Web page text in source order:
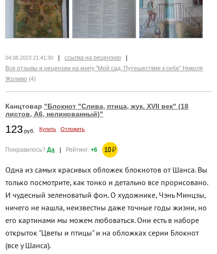
04.08.2023 21:41:30 ссылка на рецензию
Все отзывы и рецензии на книгу "Мой сад. Путешествие к себе" Николя
Жоливо (4)
Канцтовар "Блокнот "Слива, птица, жук. XVII век" (18
листов, А6, нелинованный)"
123 руб. Купить Отложить
Понравилось?Да | Рейтинг:+6 10₽
Одна из самых красивых обложек блокнотов от Шанса. Вы
только посмотрите, как тонко и детально все прорисовано.
И чудесный зеленоватый фон. О художнике, Чэнь Минцзы,
ничего не нашла, неизвестны даже точные годы жизни, но
его картинами мы можем любоваться. Они есть в наборе
открыток "Цветы и птицы" и на обложках серии Блокнот
(все у Шанса).